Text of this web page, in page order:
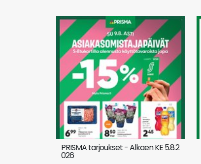
PRISMA tarjoukset - Alkaen KE 5.8.2
026